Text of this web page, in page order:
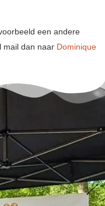
een andere
mail dan naar Dominique